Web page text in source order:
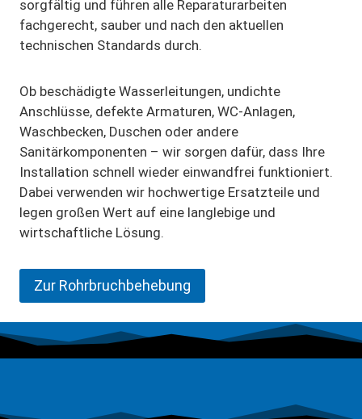
sorgfältig und führen alle Reparaturarbeiten
fachgerecht, sauber und nach den aktuellen
technischen Standards durch.
Ob beschädigte Wasserleitungen, undichte
Anschlüsse, defekte Armaturen, WC-Anlagen,
Waschbecken, Duschen oder andere
Sanitärkomponenten – wir sorgen dafür, dass Ihre
Installation schnell wieder einwandfrei funktioniert.
Dabei verwenden wir hochwertige Ersatzteile und
legen großen Wert auf eine langlebige und
wirtschaftliche Lösung.
Zur Rohrbruchbehebung